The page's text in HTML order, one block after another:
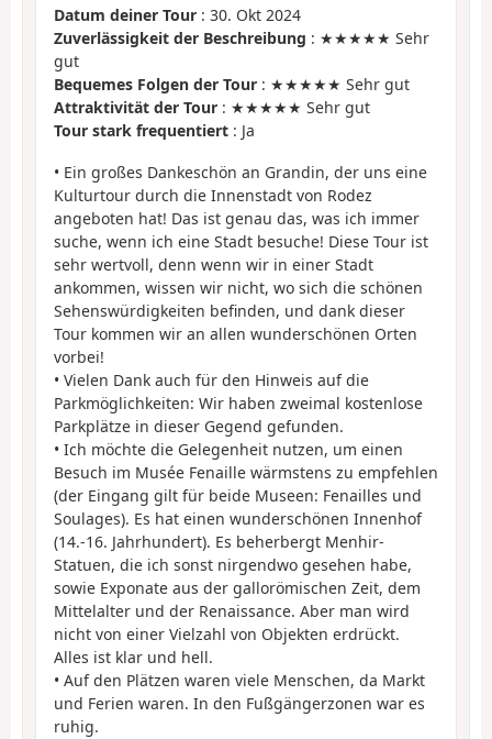
Datum deiner Tour : 30. Okt 2024
Zuverlässigkeit der Beschreibung : ★★★★★ Sehr
gut
Bequemes Folgen der Tour : ★★★★★ Sehr gut
Attraktivität der Tour : ★★★★★ Sehr gut
Tour stark frequentiert : Ja
• Ein großes Dankeschön an Grandin, der uns eine
Kulturtour durch die Innenstadt von Rodez
angeboten hat! Das ist genau das, was ich immer
suche, wenn ich eine Stadt besuche! Diese Tour ist
sehr wertvoll, denn wenn wir in einer Stadt
ankommen, wissen wir nicht, wo sich die schönen
Sehenswürdigkeiten befinden, und dank dieser
Tour kommen wir an allen wunderschönen Orten
vorbei!
• Vielen Dank auch für den Hinweis auf die
Parkmöglichkeiten: Wir haben zweimal kostenlose
Parkplätze in dieser Gegend gefunden.
• Ich möchte die Gelegenheit nutzen, um einen
Besuch im Musée Fenaille wärmstens zu empfehlen
(der Eingang gilt für beide Museen: Fenailles und
Soulages). Es hat einen wunderschönen Innenhof
(14.-16. Jahrhundert). Es beherbergt Menhir-
Statuen, die ich sonst nirgendwo gesehen habe,
sowie Exponate aus der gallorömischen Zeit, dem
Mittelalter und der Renaissance. Aber man wird
nicht von einer Vielzahl von Objekten erdrückt.
Alles ist klar und hell.
• Auf den Plätzen waren viele Menschen, da Markt
und Ferien waren. In den Fußgängerzonen war es
ruhig.